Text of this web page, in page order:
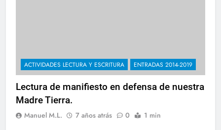
ACTIVIDADES LECTURA Y ESCRITURA ENTRADAS 2014-2019
Lectura de manifiesto en defensa de nuestra
Madre Tierra.
Manuel M.L. 7 años atrás 0 1 min